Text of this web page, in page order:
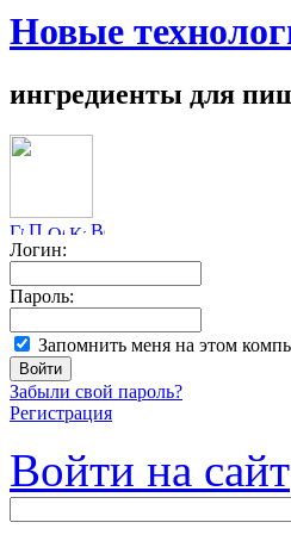
Новые
ингредиенты для
Логин:
Пароль:
Запомнить меня на этом
Забыли свой пароль?
Регистрация
Войти на сайт